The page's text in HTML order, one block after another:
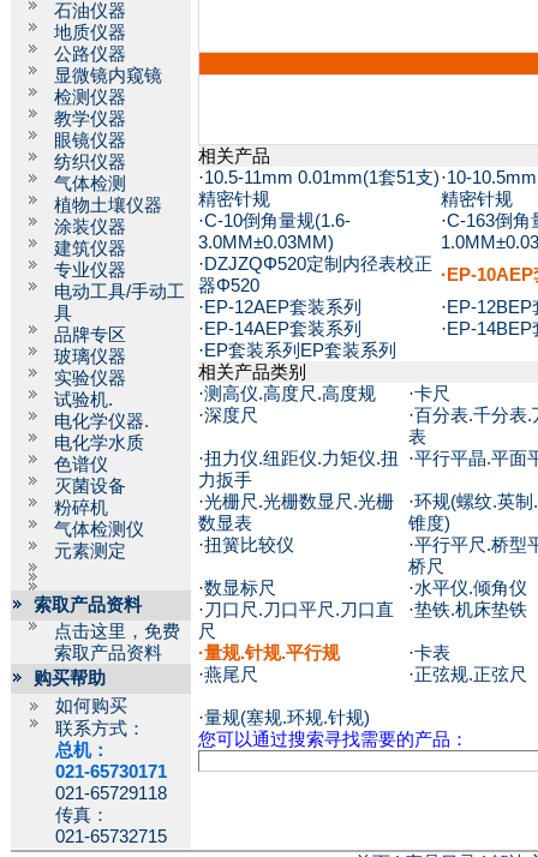
石油仪器
地质仪器
公路仪器
显微镜内窥镜
检测仪器
教学仪器
眼镜仪器
纺织仪器
气体检测
植物土壤仪器
涂装仪器
建筑仪器
专业仪器
电动工具/手动工
具
品牌专区
玻璃仪器
实验仪器
试验机.
电化学仪器.
电化学水质
色谱仪
灭菌设备
粉碎机
气体检测仪
元素测定
索取产品资料
点击这里，免费
索取产品资料
购买帮助
如何购买
联系方式：
总机：
021-65730171
021-65729118
传真：
021-65732715
相关产品
·10.5-11mm 0.01mm(1套51支)
精密针规
·10-
精密针规
·C-10倒角量规(1.6-
3.0MM±0.03MM)
·C-163倒角
·DZJZQΦ520定制内径表校正
器Φ520
·EP-
·EP-12AEP套装系列 ·EP-12BEP
·EP-14AEP套装系列 ·EP-14BEP
·EP套装系列EP套装系列
相关产品类别
·测高仪.高度尺.高度规 ·卡尺
·深度尺 ·百分表.千分表.
表
·扭力仪.纽距仪.力矩仪.扭
力扳手
·平行平晶.平面
·光栅尺.光栅数显尺.光栅
数显表
·环规(螺纹.英制
锥度)
·扭簧比较仪 ·平行平尺.桥型
桥尺
·数显标尺 ·水平仪.倾角仪
·刀口尺.刀口平尺.刀口直
尺
·垫铁.机床垫铁
·量规.针规.平行规 ·卡表
·燕尾尺 ·正弦规.正弦尺
·量规(塞规.环规.针规)
您可以通过搜索寻找需要的产品：